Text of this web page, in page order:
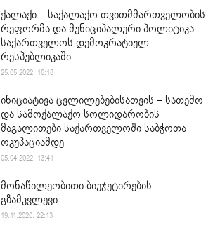
ქალაქი – საქალაქო თვითმმართველობის
რეფორმა და მუნიციპალური პოლიტიკა
საქართველოს დემოკრატიულ
რესპუბლიკაში
25.05.2022. 16:18
ინიციატივა ცვლილებებისათვის – სათემო
და სამოქალაქო სოლიდარობის
მაგალითები საქართველოში საბჭოთა
ოკუპაციამდე
05.04.2022. 13:41
მონაწილეობითი ბიუჯეტირების
გზამკვლევი
19.11.2020. 22:13